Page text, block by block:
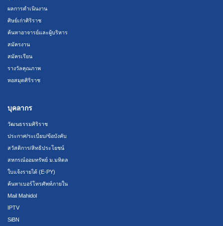
ผลการดำเนินงาน
ศิษย์เก่าศิริราช
ค้นหาอาจารย์และผู้บริหาร
สมัครงาน
สมัครเรียน
รางวัลคุณภาพ
หอสมุดศิริราช
บุคลากร
วัฒนธรรมศิริราช
ประกาศ/ระเบียบ/ข้อบังคับ
สวัสดิการ/สิทธิประโยชน์
สหกรณ์ออมทรัพย์ ม.มหิดล
ใบแจ้งรายได้ (E-PY)
ค้นหาเบอร์โทรศัพท์ภายใน
Mail Mahidol
IPTV
SiBN